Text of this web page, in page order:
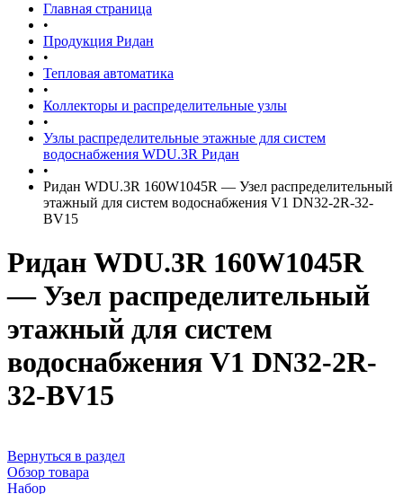
Главная страница
•
Продукция Ридан
•
Тепловая автоматика
•
Коллекторы и распределительные узлы
•
Узлы распределительные этажные для систем
водоснабжения WDU.3R Ридан
•
Ридан WDU.3R 160W1045R — Узел распределительный
этажный для систем водоснабжения V1 DN32-2R-32-
BV15
Ридан WDU.3R 160W1045R
— Узел распределительный
этажный для систем
водоснабжения V1 DN32-2R-
32-BV15
Вернуться в раздел
Обзор товара
Набор